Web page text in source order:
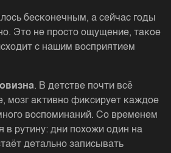
бесконечным, а сейчас годы
Это не просто ощущение, такое
с нашим восприятием
. В детстве почти всё
мозг активно фиксирует каждое
воспоминаний. Со временем
в рутину: дни похожи один на
детально записывать